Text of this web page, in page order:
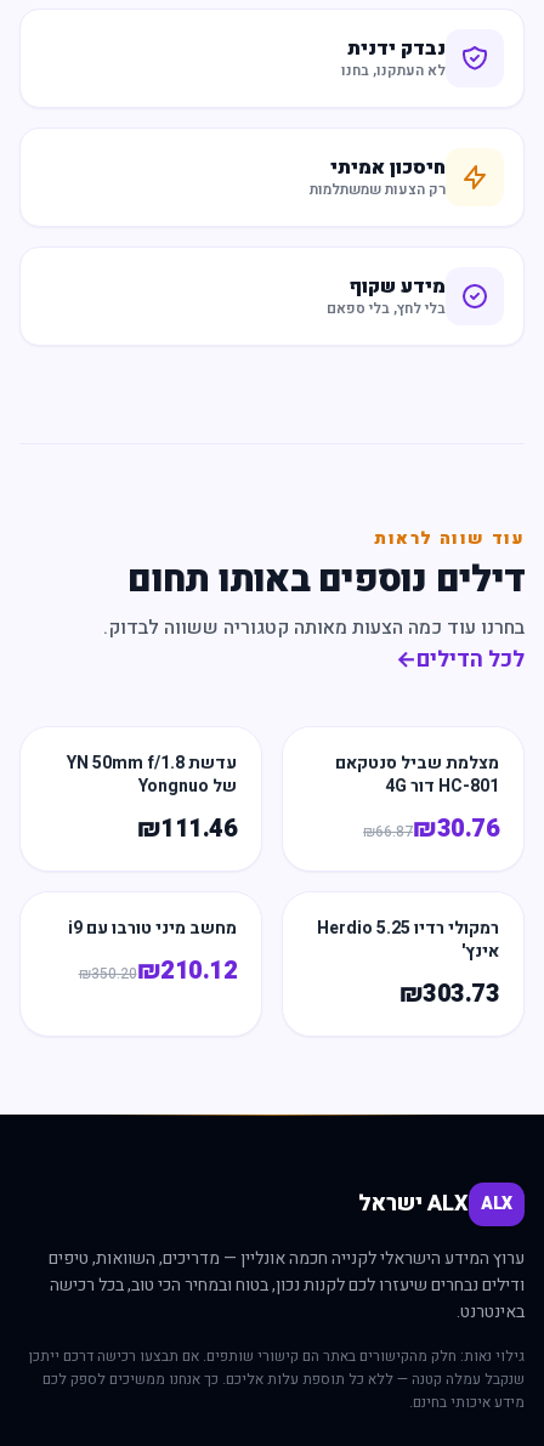
נבדק ידנית
לא העתקנו, בחנו
חיסכון אמיתי
רק הצעות שמשתלמות
מידע שקוף
בלי לחץ, בלי ספאם
עוד שווה לראות
דילים נוספים באותו תחום
בחרנו עוד כמה הצעות מאותה קטגוריה ששווה לבדוק.
לכל הדילים←
מצלמת שביל סנטקאם
HC-801 דור 4G
₪30.76
₪66.87
עדשת YN 50mm f/1.8
של Yongnuo
₪111.46
רמקולי רדיו Herdio 5.25
אינץ'
₪303.73
מחשב מיני טורבו עם i9
₪210.12
₪350.20
ALX ALX ישראל
ערוץ המידע הישראלי לקנייה חכמה אונליין — מדריכים, השוואות, טיפים
ודילים נבחרים שיעזרו לכם לקנות נכון, בטוח ובמחיר הכי טוב, בכל רכישה
באינטרנט.
גילוי נאות: חלק מהקישורים באתר הם קישורי שותפים. אם תבצעו רכישה דרכם ייתכן
שנקבל עמלה קטנה — ללא כל תוספת עלות אליכם. כך אנחנו ממשיכים לספק לכם
מידע איכותי בחינם.